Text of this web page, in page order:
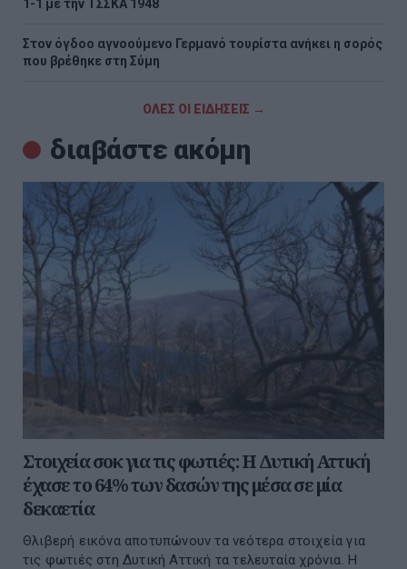
1-1 με την ΤΣΣΚΑ 1948
Στον όγδοο αγνοούμενο Γερμανό τουρίστα ανήκει η σορός
που βρέθηκε στη Σύμη
ΟΛΕΣ ΟΙ ΕΙΔΗΣΕΙΣ →
διαβάστε ακόμη
Στοιχεία σοκ για τις φωτιές: Η Δυτική Αττική
έχασε το 64% των δασών της μέσα σε μία
δεκαετία
Θλιβερή εικόνα αποτυπώνουν τα νεότερα στοιχεία για
τις φωτιές στη Δυτική Αττική τα τελευταία χρόνια. Η